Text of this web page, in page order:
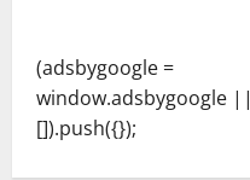
(adsbygoogle =
window.adsbygoogle ||
[]).push({});